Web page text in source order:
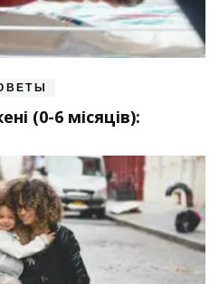
(0-6 місяців):